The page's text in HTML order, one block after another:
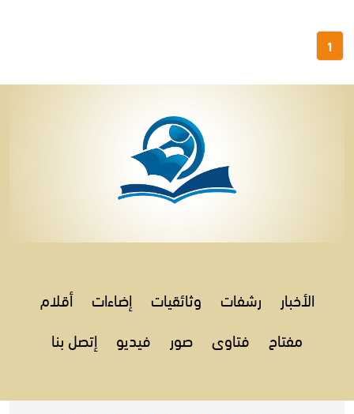
الأخبار رشفات وثائقيات إضاءات
أقلام
مفتاح
فتاوى صور فيديو إتصل بنا